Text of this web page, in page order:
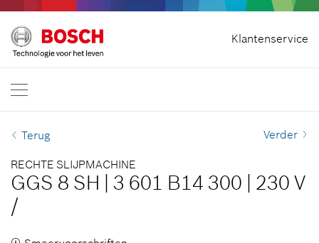
Klantenservice
Contract herroepen
Bosch Professional
Neem contact met ons op
Terug Verder
RECHTE SLIJPMACHINE
GGS 8 SH 3 601 B14 300 230 V
/